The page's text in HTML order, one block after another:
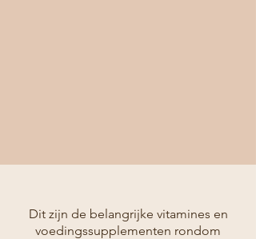
Dit zijn de belangrijke vitamines en
voedingssupplementen rondom